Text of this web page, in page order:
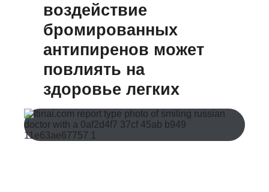
воздействие
бромированных
антипиренов может
повлиять на
здоровье легких